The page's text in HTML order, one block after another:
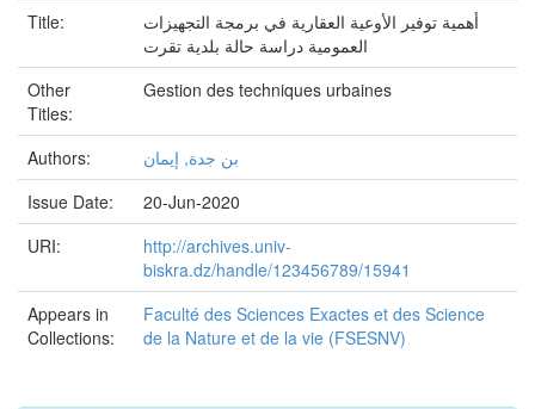
Title:
أھمیة توفیر الأوعیة العقاریة في برمجة التجھیزات
العمومیة دراسة حالة بلدیة تقرت
Other
Titles:
Gestion des techniques urbaines
Authors:
بن جدة, إیمان
Issue Date:
20-Jun-2020
URI:
http://archives.univ-
biskra.dz/handle/123456789/15941
Appears in
Collections:
Faculté des Sciences Exactes et des Science
de la Nature et de la vie (FSESNV)